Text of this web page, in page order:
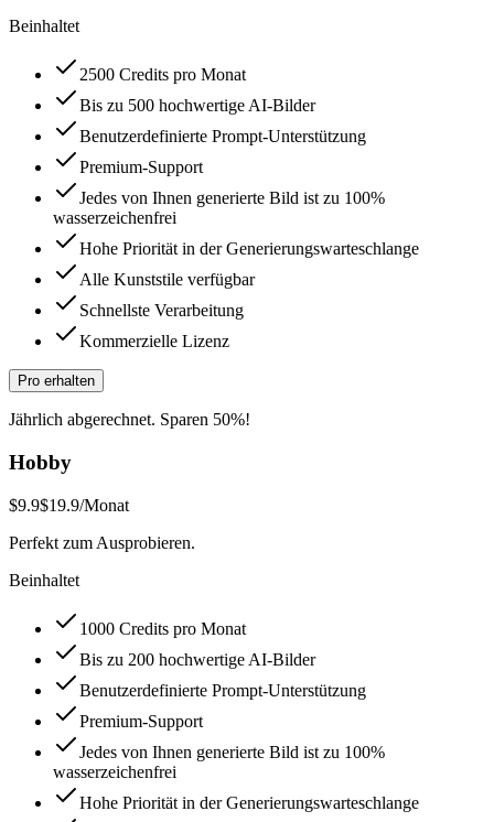
Beinhaltet
2500 Credits pro Monat
Bis zu 500 hochwertige AI-Bilder
Benutzerdefinierte Prompt-Unterstützung
Premium-Support
Jedes von Ihnen generierte Bild ist zu 100%
wasserzeichenfrei
Hohe Priorität in der Generierungswarteschlange
Alle Kunststile verfügbar
Schnellste Verarbeitung
Kommerzielle Lizenz
Pro erhalten
Jährlich abgerechnet. Sparen 50%!
Hobby
$9.9$19.9/Monat
Perfekt zum Ausprobieren.
Beinhaltet
1000 Credits pro Monat
Bis zu 200 hochwertige AI-Bilder
Benutzerdefinierte Prompt-Unterstützung
Premium-Support
Jedes von Ihnen generierte Bild ist zu 100%
wasserzeichenfrei
Hohe Priorität in der Generierungswarteschlange